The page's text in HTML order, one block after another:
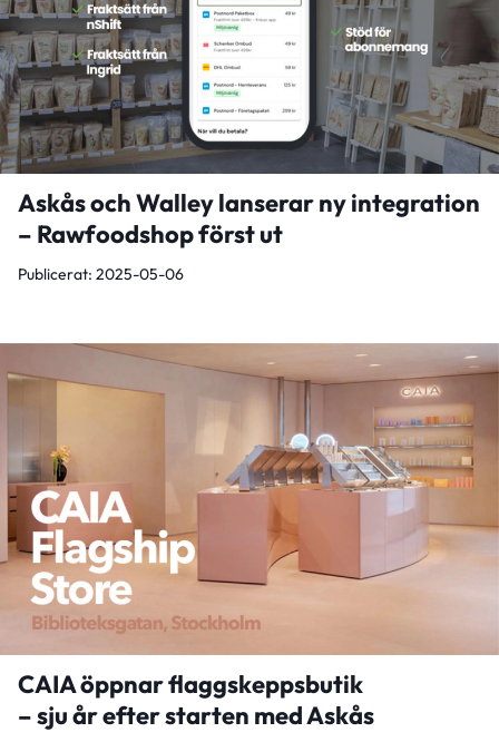
Askås och Walley lanserar ny integration
– Rawfoodshop först ut
Publicerat: 2025-05-06
CAIA öppnar flaggskeppsbutik
– sju år efter starten med Askås